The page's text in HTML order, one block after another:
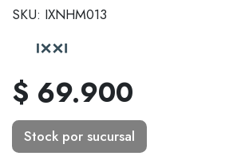
SKU: IXNHM013
$ 69.900
Stock por sucursal